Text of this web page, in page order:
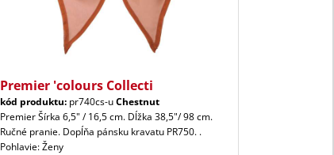
Premier 'colours Collecti
kód produktu: pr740cs-uChestnut
Premier Šírka 6,5" / 16,5 cm. Dĺžka 38,5"/ 98 cm.
Ručné pranie. Dopĺňa pánsku kravatu PR750. .
Pohlavie: Ženy